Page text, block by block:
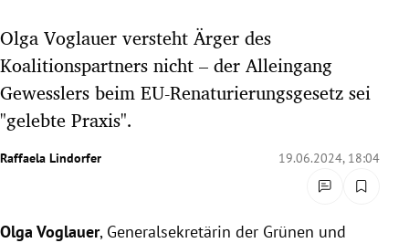
Untermenü
Untermenü
Untermenü
Olga Voglauer versteht Ärger des
Koalitionspartners nicht – der Alleingang
Gewesslers beim EU-Renaturierungsgesetz sei
"gelebte Praxis".
Raffaela Lindorfer 19.06.2024, 18:04
Olga Voglauer, Generalsekretärin der Grünen und